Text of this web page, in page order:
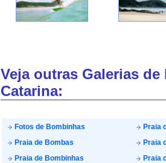
Veja outras Galerias
Catarina:
Fotos de Bombinhas Praia
Praia de Bombas
Praia
Praia de Bombinhas
Praia